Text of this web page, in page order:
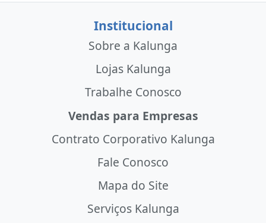
Institucional
Sobre a Kalunga
Lojas Kalunga
Trabalhe Conosco
Vendas para Empresas
Contrato Corporativo Kalunga
Fale Conosco
Mapa do Site
Serviços Kalunga